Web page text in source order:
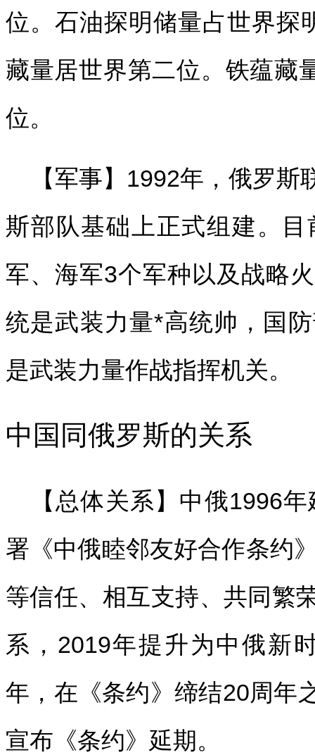
位。石油探明储量占世界探
藏量居世界第二位。铁蕴藏
位。
【军事】1992年，俄罗
斯部队基础上正式组建。
军、海军3个军种以及战略
统是武装力量*高统帅，国
是武装力量作战指挥机关。
中国同俄罗斯的关系
【总体关系】中俄1996
署《中俄睦邻友好合作条约
等信任、相互支持、共同繁
系，2019年提升为中俄新
年，在《条约》缔结20周年
宣布《条约》延期。